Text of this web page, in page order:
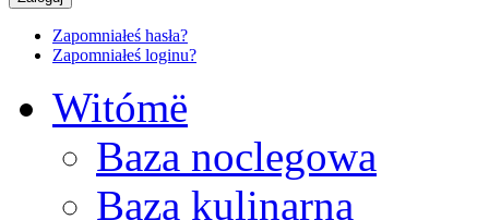
Zapomniałeś hasła?
Zapomniałeś loginu?
Witómë
Baza noclegowa
Baza kulinarna